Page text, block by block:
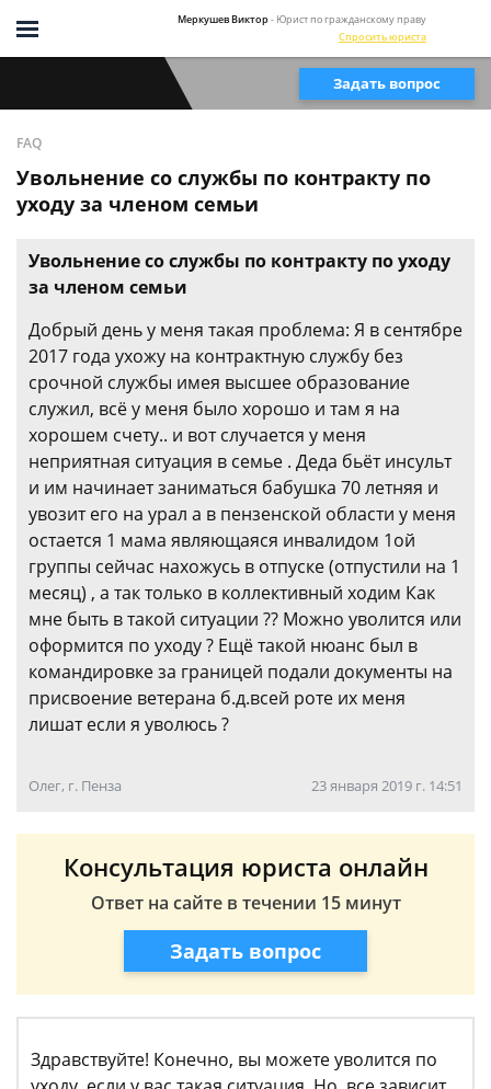
Меркушев Виктор- Юрист по гражданскому праву
Спросить юриста
Задать вопрос
FAQ
Увольнение со службы по контракту по
уходу за членом семьи
Увольнение со службы по контракту по уходу
за членом семьи
Добрый день у меня такая проблема: Я в сентябре
2017 года ухожу на контрактную службу без
срочной службы имея высшее образование
служил, всё у меня было хорошо и там я на
хорошем счету.. и вот случается у меня
неприятная ситуация в семье . Деда бьёт инсульт
и им начинает заниматься бабушка 70 летняя и
увозит его на урал а в пензенской области у меня
остается 1 мама являющаяся инвалидом 1ой
группы сейчас нахожусь в отпуске (отпустили на 1
месяц) , а так только в коллективный ходим Как
мне быть в такой ситуации ?? Можно уволится или
оформится по уходу ? Ещё такой нюанс был в
командировке за границей подали документы на
присвоение ветерана б.д.всей роте их меня
лишат если я уволюсь ?
Олег, г. Пенза 23 января 2019 г. 14:51
Консультация юриста онлайн
Ответ на сайте в течении 15 минут
Задать вопрос
Здравствуйте! Конечно, вы можете уволится по